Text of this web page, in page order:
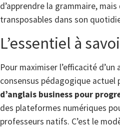
d’apprendre la grammaire,
transposables dans son
L’essentiel à
Pour maximiser l’efficacité
consensus pédagogique actuel
d’anglais business pour
des plateformes numériques
professeurs natifs. C’est le